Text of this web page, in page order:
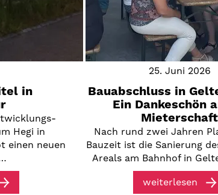
in
Hegi in
einen neuen
25. Juni 2026
Bauabschluss in
Ein Dankeschön
Mieterschaft
Nach rund zwei Jahren
Bauzeit ist die Sanierung
Areals am Bahnhof in
weiterlesen